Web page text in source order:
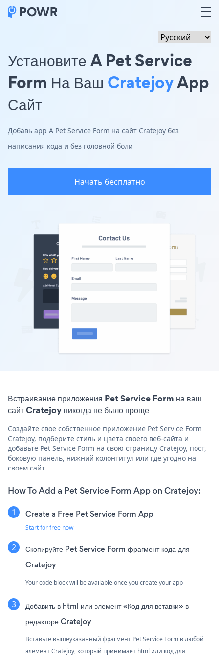
Установите A Pet Service
Form На Ваш CratejoyApp
Сайт
Добавь app A Pet Service Form на сайт Cratejoy без
написания кода и без головной боли
Начать бесплатно
Встраивание приложения Pet Service Form на ваш
сайт Cratejoy никогда не было проще
Создайте свое собственное приложение Pet Service Form
Cratejoy, подберите стиль и цвета своего веб-сайта и
добавьте Pet Service Form на свою страницу Cratejoy, пост,
боковую панель, нижний колонтитул или где угодно на
своем сайт.
How To Add a Pet Service Form App on Cratejoy:
Create a Free Pet Service Form App
Start for free now
Скопируйте Pet Service Form фрагмент кода для
Cratejoy
Your code block will be available once you create your app
Добавить в html или элемент «Код для вставки» в
редакторе Cratejoy
Вставьте вышеуказанный фрагмент Pet Service Form в любой
элемент Cratejoy, который принимает html или код для